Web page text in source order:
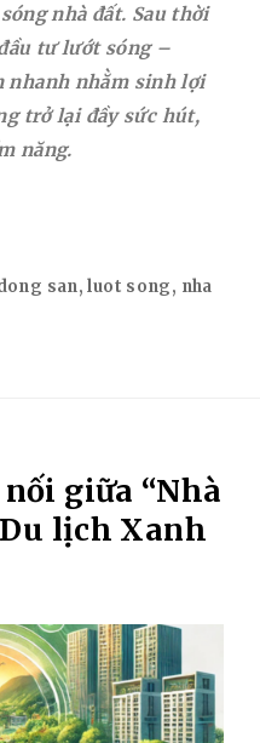
nhà đất. Sau thời
tư lướt sóng –
nhanh nhằm sinh lợi
trở lại đầy sức hút,
năng.
Làn sóng mới đang
san,luot song, nha
giữa “Nhà
lịch Xanh